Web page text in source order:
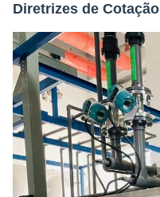
Diretrizes de Cotação